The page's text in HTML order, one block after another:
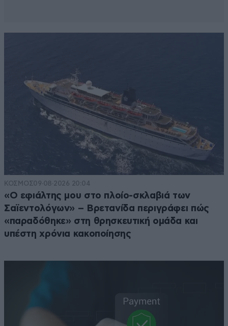
ΚΟΣΜΟΣ09·08·2026 20:04
«Ο εφιάλτης μου στο πλοίο-σκλαβιά των
Σαϊεντολόγων» – Βρετανίδα περιγράφει πώς
«παραδόθηκε» στη θρησκευτική ομάδα και
υπέστη χρόνια κακοποίησης